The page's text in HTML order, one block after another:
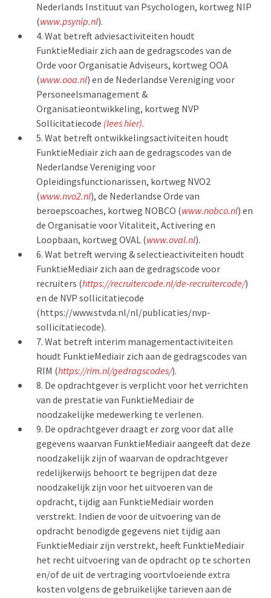
Nederlands Instituut van Psychologen, kortweg NIP
(www.psynip.nl).
Wat betreft adviesactiviteiten houdt
FunktieMediair zich aan de gedragscodes van de
Orde voor Organisatie Adviseurs, kortweg OOA
(www.ooa.nl) en de Nederlandse Vereniging voor
Personeelsmanagement &
Organisatieontwikkeling, kortweg NVP
Sollicitatiecode (lees hier).
Wat betreft ontwikkelingsactiviteiten houdt
FunktieMediair zich aan de gedragscodes van de
Nederlandse Vereniging voor
Opleidingsfunctionarissen, kortweg NVO2
(www.nvo2.nl), de Nederlandse Orde van
beroepscoaches, kortweg NOBCO (www.nobco.nl) en
de Organisatie voor Vitaliteit, Activering en
Loopbaan, kortweg OVAL (www.oval.nl).
Wat betreft werving & selectieactiviteiten houdt
FunktieMediair zich aan de gedragscode voor
recruiters (https://recruitercode.nl/de-recruitercode/)
en de NVP sollicitatiecode
(https://www.stvda.nl/nl/publicaties/nvp-
sollicitatiecode).
Wat betreft interim managementactiviteiten
houdt FunktieMediair zich aan de gedragscodes van
RIM (https://rim.nl/gedragscodes/).
De opdrachtgever is verplicht voor het verrichten
van de prestatie van FunktieMediair de
noodzakelijke medewerking te verlenen.
De opdrachtgever draagt er zorg voor dat alle
gegevens waarvan FunktieMediair aangeeft dat deze
noodzakelijk zijn of waarvan de opdrachtgever
redelijkerwijs behoort te begrijpen dat deze
noodzakelijk zijn voor het uitvoeren van de
opdracht, tijdig aan FunktieMediair worden
verstrekt. Indien de voor de uitvoering van de
opdracht benodigde gegevens niet tijdig aan
FunktieMediair zijn verstrekt, heeft FunktieMediair
het recht uitvoering van de opdracht op te schorten
en/of de uit de vertraging voortvloeiende extra
kosten volgens de gebruikelijke tarieven aan de